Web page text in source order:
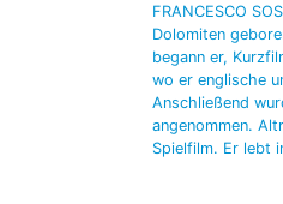
FRANCESCO
Dolomiten
begann er,
wo er englische
Anschließend
angenommen.
Spielfilm. Er lebt